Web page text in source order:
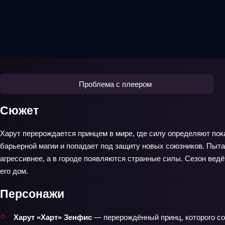
Проблема с плеером
Сюжет
Харут перерождается принцем в мире, где силу определяют
барьерной магии и попадает под защиту новых союзников.
агрессивнее, а в городе появляются странные силы. Сезон
его дом.
Персонажи
Харут «Харт» Зенфис — перерождённый принц, которого